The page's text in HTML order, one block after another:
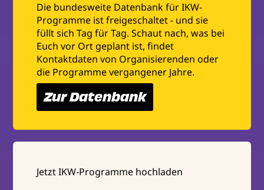
Die bundesweite Datenbank für IKW-
Programme ist freigeschaltet - und sie
füllt sich Tag für Tag. Schaut nach, was bei
Euch vor Ort geplant ist, findet
Kontaktdaten von Organisierenden oder
die Programme vergangener Jahre.
Zur Datenbank
Jetzt IKW-Programme hochladen